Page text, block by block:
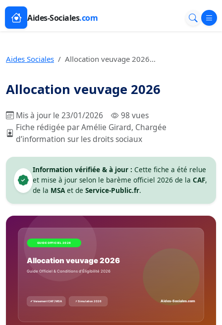
Aides-Sociales.com
Aides Sociales Allocation veuvage 2026...
Allocation veuvage 2026
Mis à jour le 23/01/2026
98 vues
Fiche rédigée par Amélie Girard, Chargée
d’information sur les droits sociaux
Information vérifiée & à jour : Cette fiche a été relue
et mise à jour selon le barème officiel 2026 de la CAF,
de la MSAet de Service-Public.fr.